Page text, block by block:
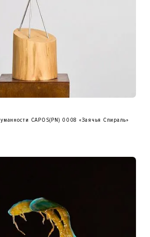
CAPOS(PN) 0008 «Заячья Спираль»